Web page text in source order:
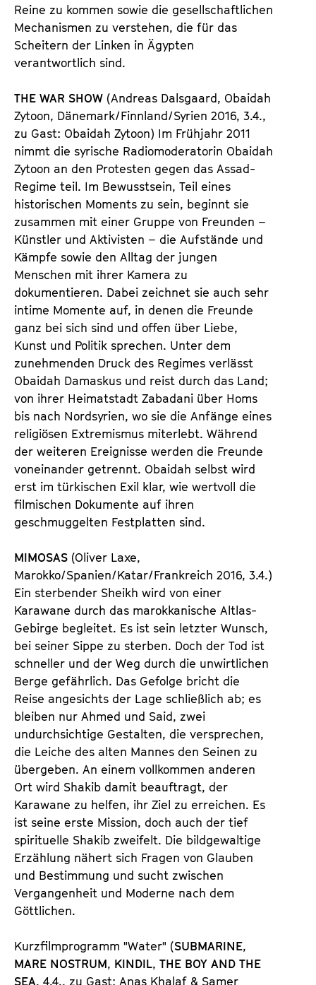
Reine zu kommen sowie die gesellschaftlichen
Mechanismen zu verstehen, die für das
Scheitern der Linken in Ägypten
verantwortlich sind.
THE WAR SHOW (Andreas Dalsgaard, Obaidah
Zytoon, Dänemark/Finnland/Syrien 2016, 3.4.,
zu Gast: Obaidah Zytoon) Im Frühjahr 2011
nimmt die syrische Radiomoderatorin Obaidah
Zytoon an den Protesten gegen das Assad-
Regime teil. Im Bewusstsein, Teil eines
historischen Moments zu sein, beginnt sie
zusammen mit einer Gruppe von Freunden –
Künstler und Aktivisten – die Aufstände und
Kämpfe sowie den Alltag der jungen
Menschen mit ihrer Kamera zu
dokumentieren. Dabei zeichnet sie auch sehr
intime Momente auf, in denen die Freunde
ganz bei sich sind und offen über Liebe,
Kunst und Politik sprechen. Unter dem
zunehmenden Druck des Regimes verlässt
Obaidah Damaskus und reist durch das Land;
von ihrer Heimatstadt Zabadani über Homs
bis nach Nordsyrien, wo sie die Anfänge eines
religiösen Extremismus miterlebt. Während
der weiteren Ereignisse werden die Freunde
voneinander getrennt. Obaidah selbst wird
erst im türkischen Exil klar, wie wertvoll die
filmischen Dokumente auf ihren
geschmuggelten Festplatten sind.
MIMOSAS (Oliver Laxe,
Marokko/Spanien/Katar/Frankreich 2016, 3.4.)
Ein sterbender Sheikh wird von einer
Karawane durch das marokkanische Altlas-
Gebirge begleitet. Es ist sein letzter Wunsch,
bei seiner Sippe zu sterben. Doch der Tod ist
schneller und der Weg durch die unwirtlichen
Berge gefährlich. Das Gefolge bricht die
Reise angesichts der Lage schließlich ab; es
bleiben nur Ahmed und Said, zwei
undurchsichtige Gestalten, die versprechen,
die Leiche des alten Mannes den Seinen zu
übergeben. An einem vollkommen anderen
Ort wird Shakib damit beauftragt, der
Karawane zu helfen, ihr Ziel zu erreichen. Es
ist seine erste Mission, doch auch der tief
spirituelle Shakib zweifelt. Die bildgewaltige
Erzählung nähert sich Fragen von Glauben
und Bestimmung und sucht zwischen
Vergangenheit und Moderne nach dem
Göttlichen.
Kurzfilmprogramm "Water" (SUBMARINE,
MARE NOSTRUM, KINDIL, THE BOY AND THE
SEA, 4.4., zu Gast: Anas Khalaf & Samer